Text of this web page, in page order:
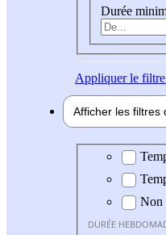
Durée
Appliquerle filtre
Afficher les filtres
Durée
Non
DURÉE